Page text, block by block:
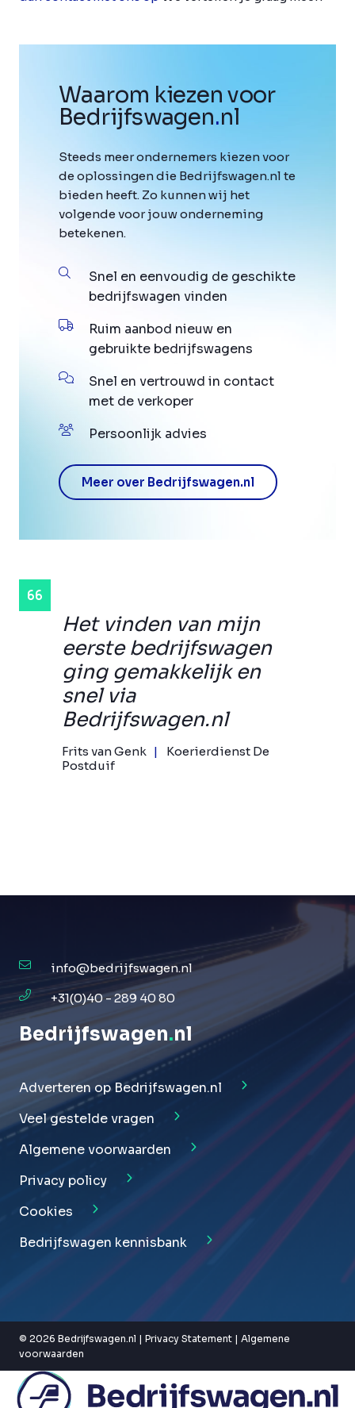
Het vinden van mijn
eerste bedrijfswagen
ging gemakkelijk en
snel via
Bedrijfswagen.nl
Frits van Genk
Koerierdienst De
Postduif
Waarom kiezen voor
Bedrijfswagen.nl
Steeds meer ondernemers kiezen voor
de oplossingen die Bedrijfswagen.nl te
bieden heeft. Zo kunnen wij het
volgende voor jouw onderneming
betekenen.
Snel en eenvoudig de geschikte
bedrijfswagen vinden
Ruim aanbod nieuw en
gebruikte bedrijfswagens
Snel en vertrouwd in contact
met de verkoper
Persoonlijk advies
Meer over Bedrijfswagen.nl
info@bedrijfswagen.nl
+31(0)40 - 289 40 80
Bedrijfswagen.nl
Adverteren op Bedrijfswagen.nl
Veel gestelde vragen
Algemene voorwaarden
Privacy policy
Cookies
Bedrijfswagen kennisbank
© 2026 Bedrijfswagen.nl | Privacy Statement | Algemene
voorwaarden